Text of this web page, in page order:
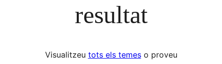
resultat
Visualitzeu tots els temeso proveu